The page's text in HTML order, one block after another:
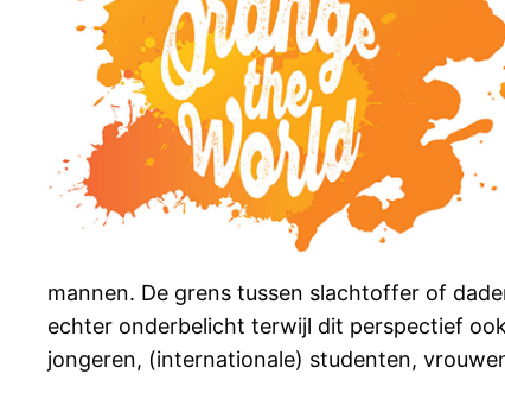
mannen. De grens tussen slachtoffer of
echter onderbelicht terwijl dit perspectief
jongeren, (internationale) studenten,